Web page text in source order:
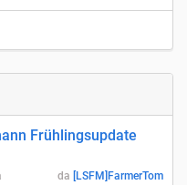
Frühlingsupdate
da [LSFM]FarmerTom